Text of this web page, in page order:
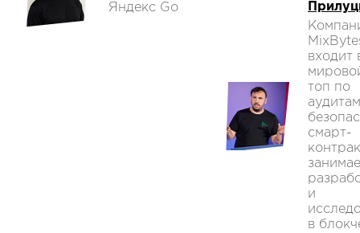
Яндекс Go
входит
топ по
аудитам
смарт-
и
в